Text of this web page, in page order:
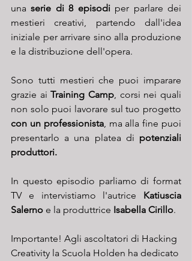
una serie di 8 episodi per parlare dei
mestieri creativi, partendo dall'idea
iniziale per arrivare sino alla produzione
e la distribuzione dell'opera.
Sono tutti mestieri che puoi imparare
grazie ai Training Camp, corsi nei quali
con un professionista, ma alla fine puoi
presentarlo a una platea di potenziali
produttori.
In questo episodio parliamo di format
TV e intervistiamo l'autrice Katiuscia
Salerno e la produttrice Isabella Cirillo.
Importante! Agli ascoltatori di Hacking
Creativity la Scuola Holden ha dedicato